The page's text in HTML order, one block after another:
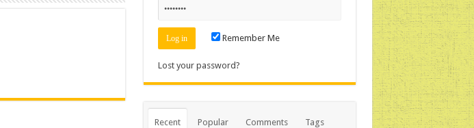
Remember Me
Lost your password?
Recent Popular Comments Tags